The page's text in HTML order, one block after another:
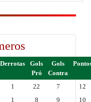
Derrotas
Gols
Pró
Gols
Contra
1 22 7
12
1 8 9
10